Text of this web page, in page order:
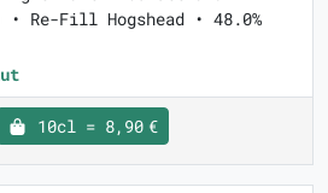
• Re-Fill Hogshead • 48.0%
10cl = 8,90 €